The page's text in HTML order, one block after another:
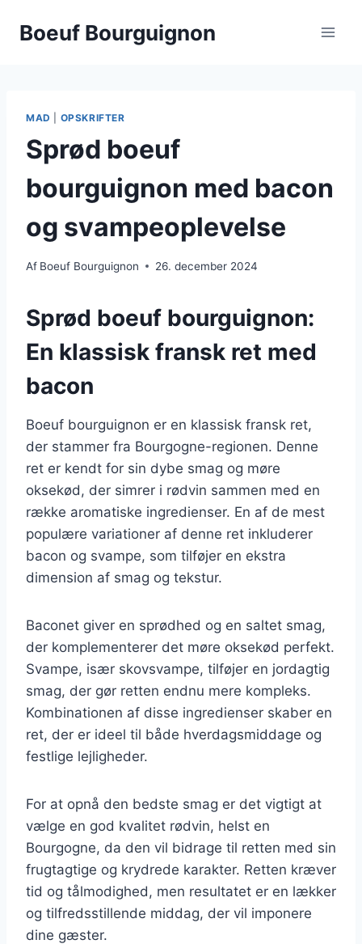
Boeuf Bourguignon
MAD OPSKRIFTER
Sprød boeuf
bourguignon med bacon
og svampeoplevelse
Af Boeuf Bourguignon 26. december 2024
Sprød boeuf bourguignon:
En klassisk fransk ret med
bacon
Boeuf bourguignon er en klassisk fransk ret,
der stammer fra Bourgogne-regionen. Denne
ret er kendt for sin dybe smag og møre
oksekød, der simrer i rødvin sammen med en
række aromatiske ingredienser. En af de mest
populære variationer af denne ret inkluderer
bacon og svampe, som tilføjer en ekstra
dimension af smag og tekstur.
Baconet giver en sprødhed og en saltet smag,
der komplementerer det møre oksekød perfekt.
Svampe, især skovsvampe, tilføjer en jordagtig
smag, der gør retten endnu mere kompleks.
Kombinationen af disse ingredienser skaber en
ret, der er ideel til både hverdagsmiddage og
festlige lejligheder.
For at opnå den bedste smag er det vigtigt at
vælge en god kvalitet rødvin, helst en
Bourgogne, da den vil bidrage til retten med sin
frugtagtige og krydrede karakter. Retten kræver
tid og tålmodighed, men resultatet er en lækker
og tilfredsstillende middag, der vil imponere
dine gæster.